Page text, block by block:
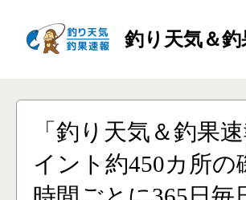
釣り天気＆
「釣り天気＆釣果
イント約450カ所